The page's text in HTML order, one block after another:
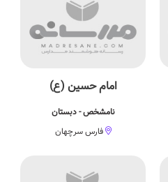
امام حسین (ع)
نامشخص - دبستان
فارس سرچهان